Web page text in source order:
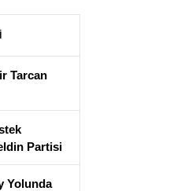
Tarcan
Partisi
Yolunda